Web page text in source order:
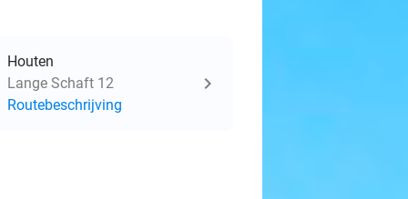
Houten
Lange Schaft 12
Routebeschrijving